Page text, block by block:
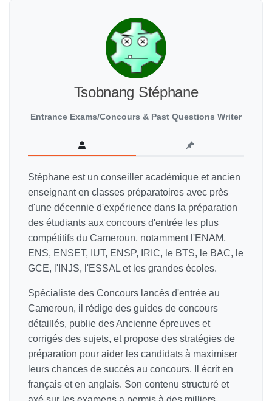
Tsobnang Stéphane
Entrance Exams/Concours & Past Questions Writer
Stéphane est un conseiller académique et ancien
enseignant en classes préparatoires avec près
d'une décennie d'expérience dans la préparation
des étudiants aux concours d'entrée les plus
compétitifs du Cameroun, notamment l'ENAM,
ENS, ENSET, IUT, ENSP, IRIC, le BTS, le BAC, le
GCE, l'INJS, l'ESSAL et les grandes écoles.
Spécialiste des Concours lancés d'entrée au
Cameroun, il rédige des guides de concours
détaillés, publie des Ancienne épreuves et
corrigés des sujets, et propose des stratégies de
préparation pour aider les candidats à maximiser
leurs chances de succès au concours. Il écrit en
français et en anglais. Son contenu structuré et